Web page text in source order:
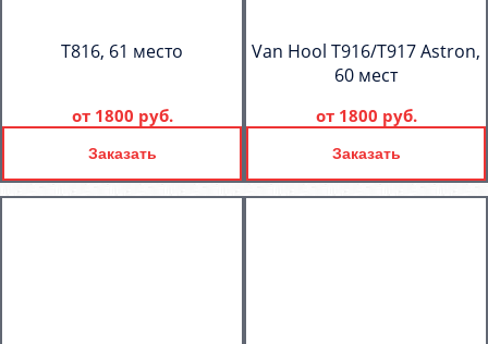
T816, 61 место
от 1800 руб.
Заказать
Van Hool T916/T917 Astron,
60 мест
от 1800 руб.
Заказать